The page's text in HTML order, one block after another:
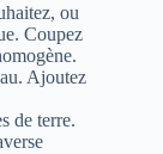
ou
Coupez
Ajoutez
de terre.